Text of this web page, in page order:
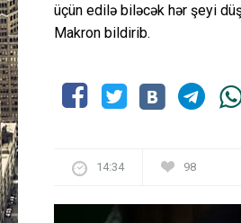
üçün edilə biləcək hər şeyi
Makron bildirib.
14:34 98